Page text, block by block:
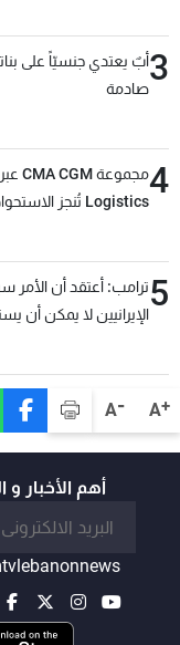
A+
A-
3أبٌ يعتدي جنسيّاً على
صادمة
4Logistics تُنجز الاستحواذ على مجموعة فتّال
5ترامب: أعتقد أن الأمر
الإيرانيين لا يمكن أن
أهم الأخبار